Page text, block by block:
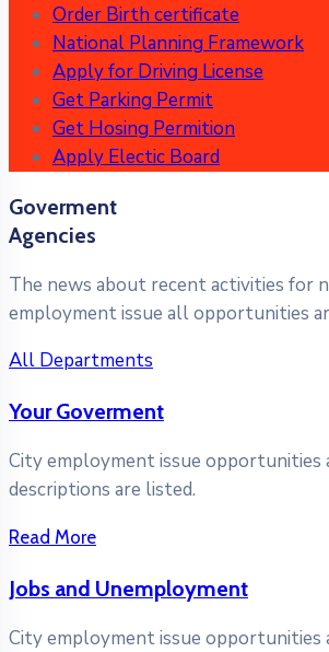
Order Birth certificate
National Planning Framework
Apply for Driving License
Get Parking Permit
Get Hosing Permition
Apply Electic Board
Goverment
Agencies
The news about recent activities for
employment issue all opportunities
All Departments
Your Goverment
City employment issue opportunities
descriptions are listed.
Read More
Jobs and Unemployment
City employment issue opportunities